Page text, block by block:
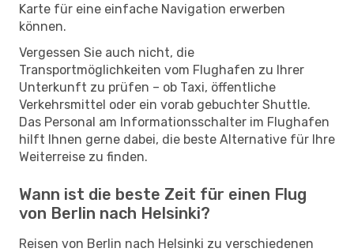
Karte für eine einfache Navigation erwerben
können.
Vergessen Sie auch nicht, die
Transportmöglichkeiten vom Flughafen zu Ihrer
Unterkunft zu prüfen – ob Taxi, öffentliche
Verkehrsmittel oder ein vorab gebuchter Shuttle.
Das Personal am Informationsschalter im Flughafen
hilft Ihnen gerne dabei, die beste Alternative für Ihre
Weiterreise zu finden.
Wann ist die beste Zeit für einen Flug
von Berlin nach Helsinki?
Reisen von Berlin nach Helsinki zu verschiedenen